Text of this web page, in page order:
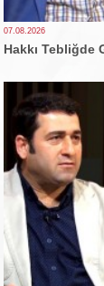
07.08.2026
Hakkı Tebliğde